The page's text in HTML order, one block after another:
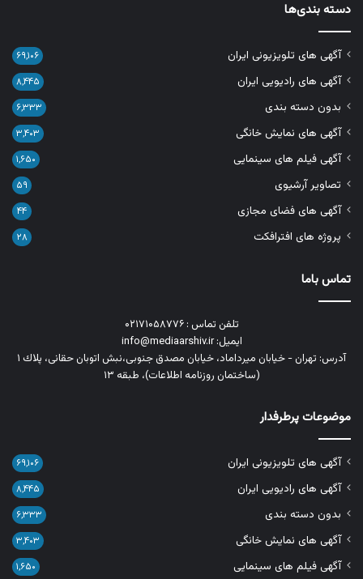
دسته بندی‌ها
آگهی های تلویزیونی ایران ۶۹,۱۰۶
آگهی های رادیویی ایران ۸,۴۴۵
بدون دسته بندی ۶,۳۳۳
آگهی های نمایش خانگی ۳,۴۰۳
آگهی فیلم های سینمایی ۱,۶۵۰
تصاویر آرشیوی ۵۹
آگهی های فضای مجازی ۴۴
پروژه های افترافکت ۲۸
تماس باما
تلفن تماس : ۰۲۱۷۱۰۵۸۷۷۶
ایمیل: info@mediaarshiv.ir
آدرس: تهران - خیابان میرداماد، خیابان مصدق جنوبی،نبش اتوبان حقانی، پلاك ١
(ساختمان روزنامه اطلاعات)، طبقه ۱۳
موضوعات پرطرفدار
آگهی های تلویزیونی ایران ۶۹,۱۰۶
آگهی های رادیویی ایران ۸,۴۴۵
بدون دسته بندی ۶,۳۳۳
آگهی های نمایش خانگی ۳,۴۰۳
آگهی فیلم های سینمایی ۱,۶۵۰